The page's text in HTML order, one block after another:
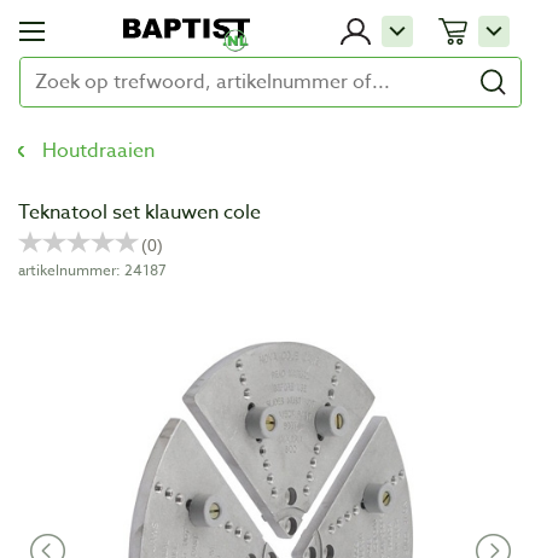
Houtdraaien
Teknatool set klauwen cole
artikelnummer: 24187